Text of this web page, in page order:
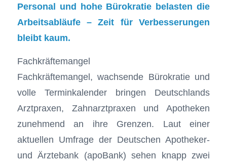
Personal und hohe Bürokratie belasten die
Arbeitsabläufe – Zeit für Verbesserungen
bleibt kaum.
Fachkräftemangel
Fachkräftemangel, wachsende Bürokratie und
volle Terminkalender bringen Deutschlands
Arztpraxen, Zahnarztpraxen und Apotheken
zunehmend an ihre Grenzen. Laut einer
aktuellen Umfrage der Deutschen Apotheker-
und Ärztebank (apoBank) sehen knapp zwei